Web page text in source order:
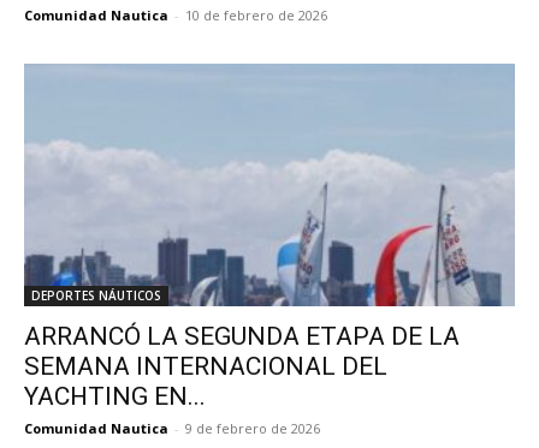
Comunidad Nautica - 10 de febrero de 2026
DEPORTES NÁUTICOS
ARRANCÓ LA SEGUNDA ETAPA DE LA
SEMANA INTERNACIONAL DEL
YACHTING EN...
Comunidad Nautica - 9 de febrero de 2026